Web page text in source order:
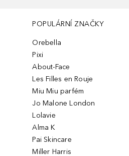
POPULÁRNÍ ZNAČKY
Orebella
Pixi
About-Face
Les Filles en Rouje
Miu Miu parfém
Jo Malone London
Lolavie
Alma K
Pai Skincare
Miller Harris